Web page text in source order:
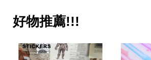
好物推薦!!!